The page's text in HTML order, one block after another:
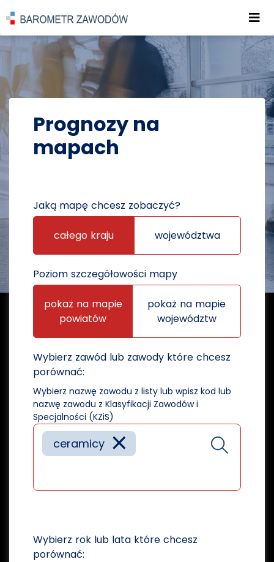
POWRÓT DO STRONY GŁÓWNEJ
PROGNOZY PROGNOZY NA MAPACH
Prognozy na
mapach
Jaką mapę chcesz zobaczyć?
całego kraju województwa
Poziom szczegółowości mapy
pokaż na mapie
powiatów
pokaż na mapie
województw
Wybierz zawód lub zawody które chcesz
porównać:
Wybierz nazwę zawodu z listy lub wpisz kod lub
nazwę zawodu z Klasyfikacji Zawodów i
Specjalności (KZiS)
×
ceramicy
Wybierz rok lub lata które chcesz
porównać: